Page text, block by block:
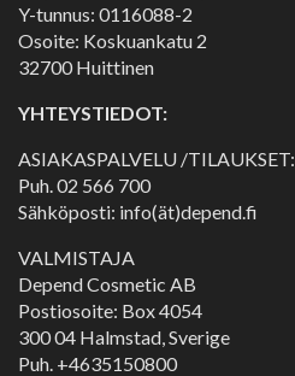
Y-tunnus: 0116088-2
Osoite: Koskuankatu 2
32700 Huittinen
YHTEYSTIEDOT:
ASIAKASPALVELU /TILAUKSET:
Puh.02 566 700
Sähköposti: info(ät)depend.fi
VALMISTAJA
Depend Cosmetic AB
Postiosoite: Box 4054
300 04 Halmstad, Sverige
Puh. +4635150800